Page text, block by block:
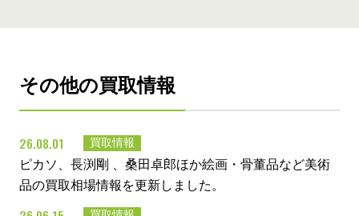
その他の買取情報
26.08.01 買取情報
ピカソ、長渕剛 、桑田卓郎ほか絵画・骨董品など美術
品の買取相場情報を更新しました。